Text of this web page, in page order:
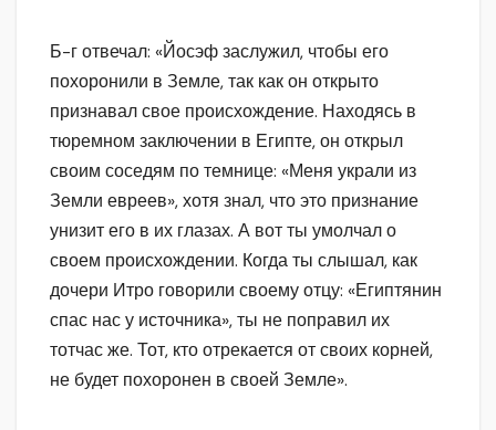
Б-г отвечал: «Йосэф заслужил, чтобы его
похоронили в Земле, так как он открыто
признавал свое происхождение. Находясь в
тюремном заключении в Египте, он открыл
своим соседям по темнице: «Меня украли из
Земли евреев», хотя знал, что это признание
унизит его в их глазах. А вот ты умолчал о
своем происхождении. Когда ты слышал, как
дочери Итро говорили своему отцу: «Египтянин
спас нас у источника», ты не поправил их
тотчас же. Тот, кто отрекается от своих корней,
не будет похоронен в своей Земле».